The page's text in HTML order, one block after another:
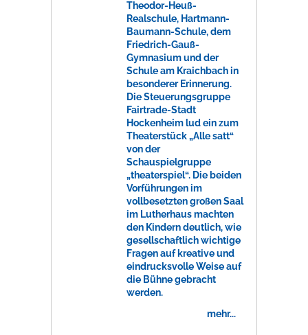
Theodor-Heuß-
Realschule, Hartmann-
Baumann-Schule, dem
Friedrich-Gauß-
Gymnasium und der
Schule am Kraichbach in
besonderer Erinnerung.
Die Steuerungsgruppe
Fairtrade-Stadt
Hockenheim lud ein zum
Theaterstück „Alle satt“
von der
Schauspielgruppe
„theaterspiel“. Die beiden
Vorführungen im
vollbesetzten großen Saal
im Lutherhaus machten
den Kindern deutlich, wie
gesellschaftlich wichtige
Fragen auf kreative und
eindrucksvolle Weise auf
die Bühne gebracht
werden.
mehr...